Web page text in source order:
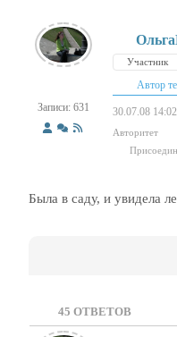
Записи: 631
Участник
Автор
30.07.08 14:02
Авторитет
Была в саду, и увидела
45 ОТВЕТОВ